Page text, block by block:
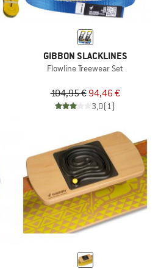
GIBBON SLACKLINES
Flowline Treewear Set
104,95 € 94,46 €
3,0(1)